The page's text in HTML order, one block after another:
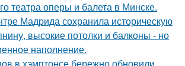
театра оперы и балета в Минске.
Мадрида сохранила историческую
высокие потолки и балконы - но
наполнение.
в хэмптонсе бережно обновили,